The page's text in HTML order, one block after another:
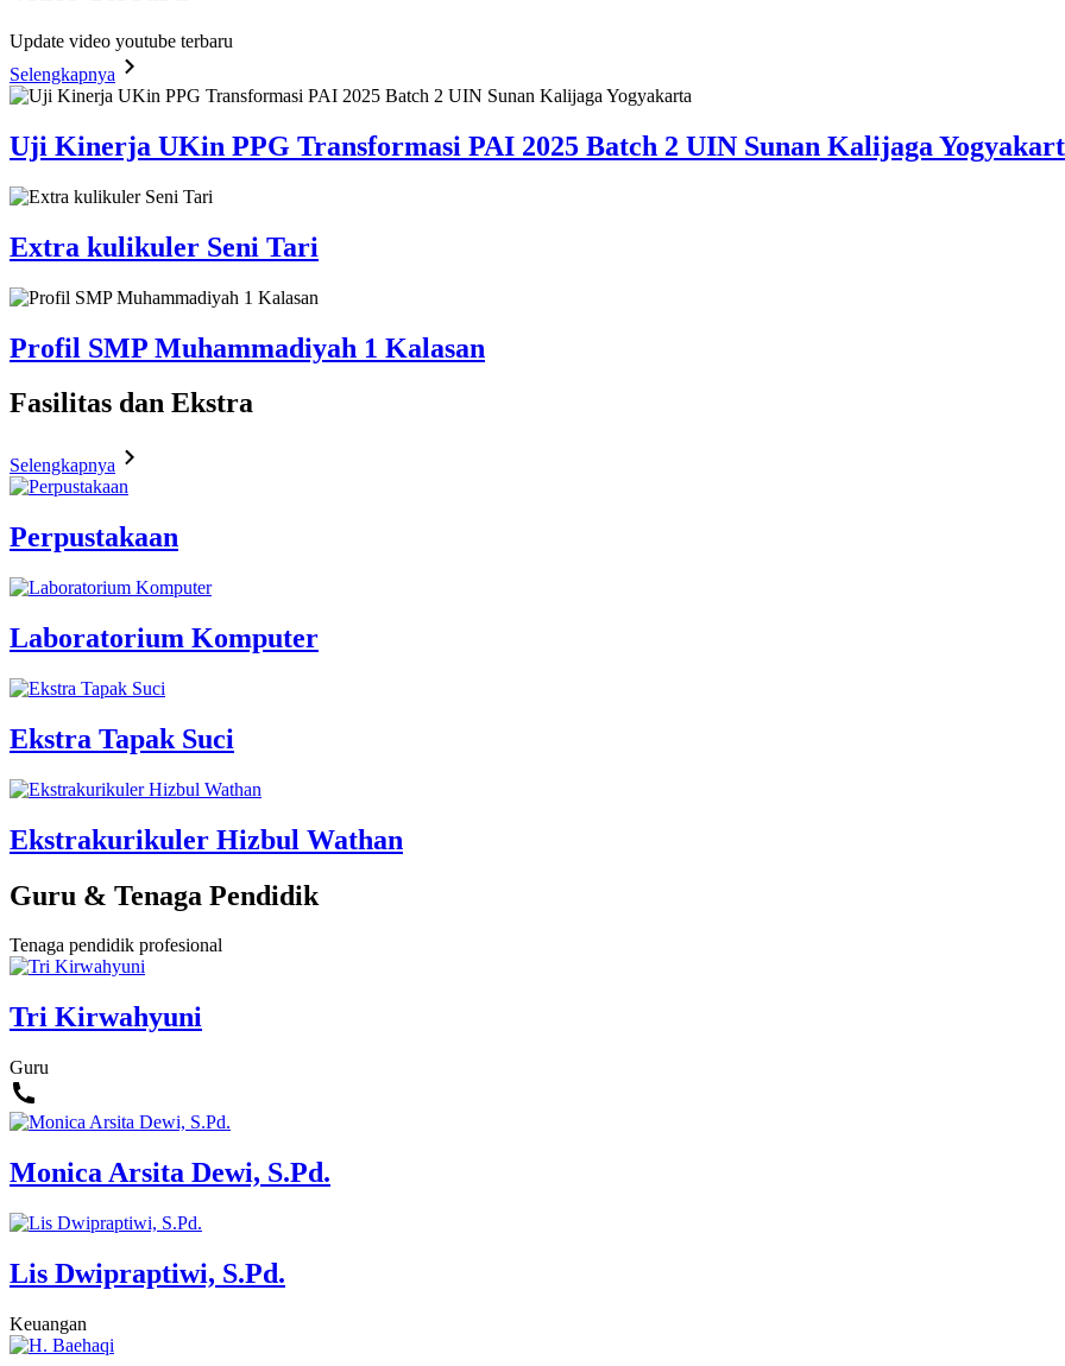
Update video youtube terbaru
Selengkapnya
Uji Kinerja UKin PPG Transformasi PAI 2025 Batch 2 UIN Sunan Kalijaga
Extra kulikuler Seni Tari
Profil SMP Muhammadiyah 1 Kalasan
Fasilitas dan Ekstra
Selengkapnya
Perpustakaan
Laboratorium Komputer
Ekstra Tapak Suci
Ekstrakurikuler Hizbul Wathan
Guru & Tenaga Pendidik
Tenaga pendidik profesional
Tri Kirwahyuni
Guru
Monica Arsita Dewi, S.Pd.
Lis Dwipraptiwi, S.Pd.
Keuangan